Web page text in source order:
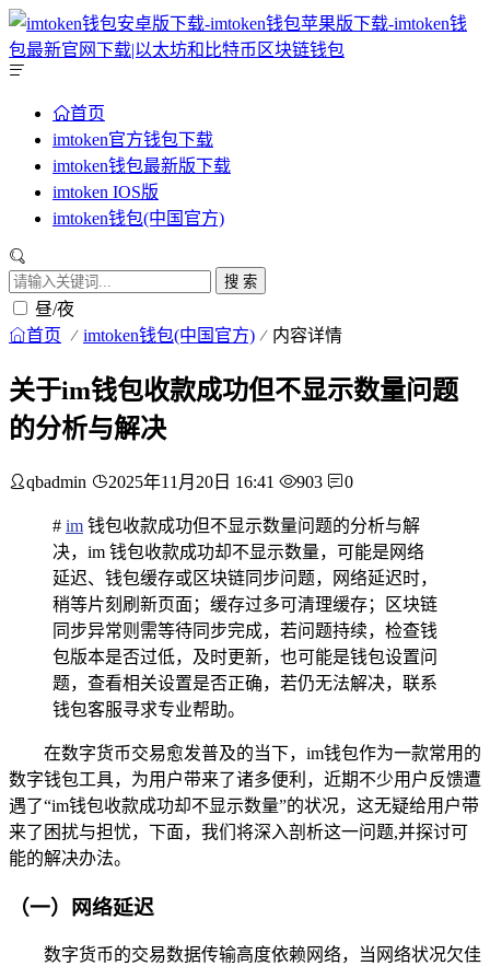
首页
imtoken官方钱包下载
imtoken钱包最新版下载
imtoken IOS版
imtoken钱包(中国官方)
搜 索
昼/夜
首页 imtoken钱包(中国官方) 内容详情
关于im钱包收款成功但不显示数量问题
的分析与解决
qbadmin 2025年11月20日 16:41 903 0
# im 钱包收款成功但不显示数量问题的分析与解
决，im 钱包收款成功却不显示数量，可能是网络
延迟、钱包缓存或区块链同步问题，网络延迟时，
稍等片刻刷新页面；缓存过多可清理缓存；区块链
同步异常则需等待同步完成，若问题持续，检查钱
包版本是否过低，及时更新，也可能是钱包设置问
题，查看相关设置是否正确，若仍无法解决，联系
钱包客服寻求专业帮助。
在数字货币交易愈发普及的当下，im钱包作为一款常用的
数字钱包工具，为用户带来了诸多便利，近期不少用户反馈遭
遇了“im钱包收款成功却不显示数量”的状况，这无疑给用户带
来了困扰与担忧，下面，我们将深入剖析这一问题,并探讨可
能的解决办法。
（一）网络延迟
数字货币的交易数据传输高度依赖网络，当网络状况欠佳